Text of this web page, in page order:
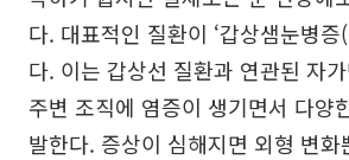
다. 대표적인 질환이 ‘갑상샘눈병증
다. 이는 갑상선 질환과 연관된 자
주변 조직에 염증이 생기면서 다양
발한다. 증상이 심해지면 외형 변화